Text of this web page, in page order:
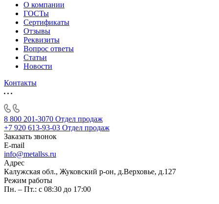
О компании
ГОСТы
Сертификаты
Отзывы
Реквизиты
Вопрос ответы
Статьи
Новости
Контакты
8 800 201-3070 Отдел продаж
+7 920 613-93-03 Отдел продаж
Заказать звонок
E-mail
info@metallss.ru
Адрес
Калужская обл., Жуковский р-он, д.Верховье, д.127
Режим работы
Пн. – Пт.: с 08:30 до 17:00